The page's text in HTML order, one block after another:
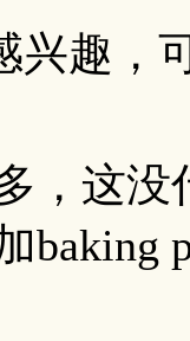
兴趣，
，这
baking